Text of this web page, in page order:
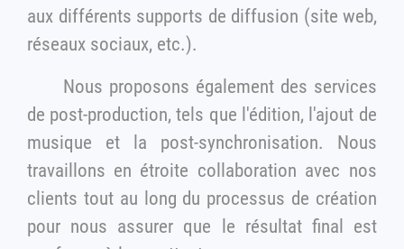
aux différents supports de diffusion (site web,
réseaux sociaux, etc.).
Nous proposons également des services
de post-production, tels que l'édition, l'ajout de
musique et la post-synchronisation. Nous
travaillons en étroite collaboration avec nos
clients tout au long du processus de création
pour nous assurer que le résultat final est